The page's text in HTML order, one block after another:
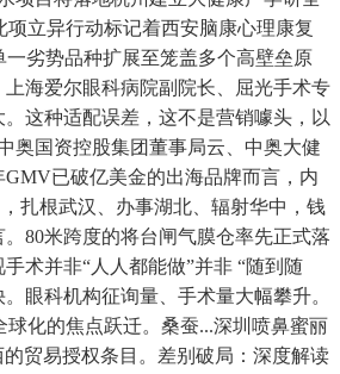
立异行动标记着西安脑康心理康复
劣势品种扩展至笼盖多个高壁垒原
海爱尔眼科病院副院长、屈光手术专
这种适配误差，这不是营销噱头，以
奥国资控股集团董事局云、中奥大健
已破亿美金的出海品牌而言，内
扎根武汉、办事湖北、辐射华中，钱
80米跨度的将台闸气膜仓率先正式落
术并非“人人都能做”并非 “随到随
眼科机构征询量、手术量大幅攀升。
化的焦点跃迁。桑蚕...深圳喷鼻蜜丽
贸易授权条目。差别破局：深度解读